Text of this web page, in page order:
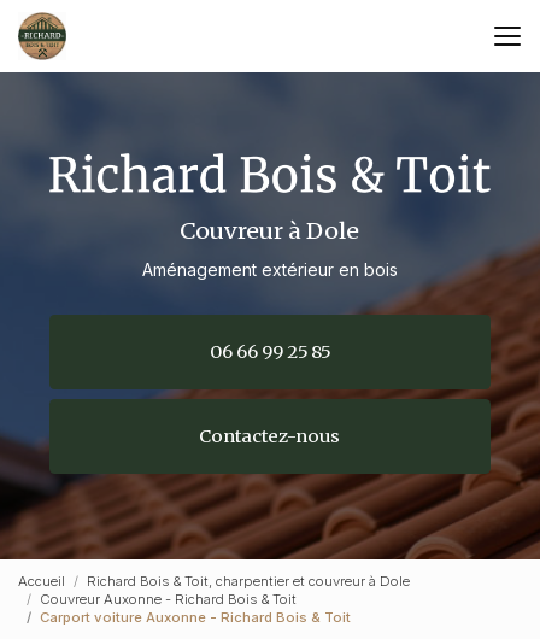
Aller
au
contenu
Couvreur à Dole
Aménagement extérieur en bois
06 66 99 25 85
Contactez-nous
Accueil
Richard Bois & Toit, charpentier et couvreur à Dole
Couvreur Auxonne - Richard Bois & Toit
Carport voiture Auxonne - Richard Bois & Toit